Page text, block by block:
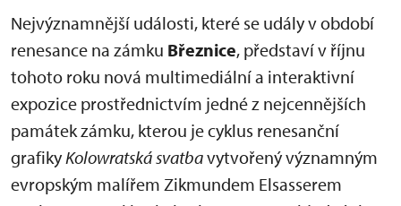
Nejvýznamnější události, které se udály v období
renesance na zámku Březnice, představí v říjnu
tohoto roku nová multimediální a interaktivní
expozice prostřednictvím jedné z nejcennějších
památek zámku, kterou je cyklus renesanční
grafikyKolowratská svatbavytvořený významným
evropským malířem Zikmundem Elsasserem